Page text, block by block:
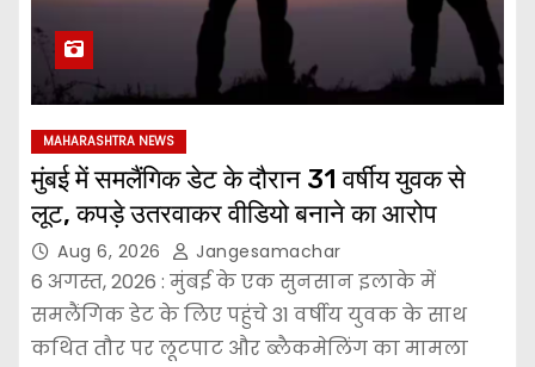
MAHARASHTRA NEWS
मुंबई में समलैंगिक डेट के दौरान 31 वर्षीय युवक से
लूट, कपड़े उतरवाकर वीडियो बनाने का आरोप
Aug 6, 2026 Jangesamachar
6 अगस्त, 2026 : मुंबई के एक सुनसान इलाके में
समलैंगिक डेट के लिए पहुंचे 31 वर्षीय युवक के साथ
कथित तौर पर लूटपाट और ब्लैकमेलिंग का मामला